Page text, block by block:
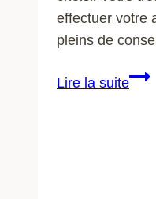
effectuer votre
pleins de
Lire la suite